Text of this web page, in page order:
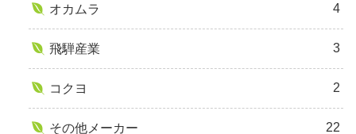
オカムラ 4
飛騨産業 3
コクヨ 2
その他メーカー 22